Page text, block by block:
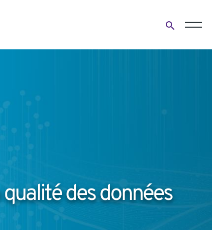
search
des données